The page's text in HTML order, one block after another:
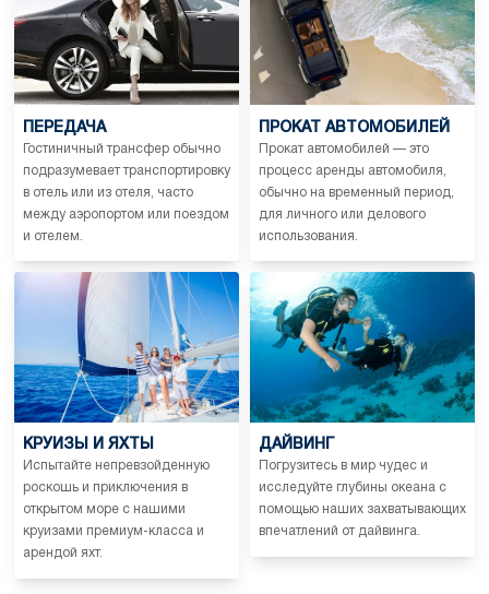
ПЕРЕДАЧА
Гостиничный трансфер обычно
подразумевает транспортировку
в отель или из отеля, часто
между аэропортом или поездом
и отелем.
ПРОКАТ АВТОМОБИЛЕЙ
Прокат автомобилей — это
процесс аренды автомобиля,
обычно на временный период,
для личного или делового
использования.
КРУИЗЫ И ЯХТЫ
Испытайте непревзойденную
роскошь и приключения в
открытом море с нашими
круизами премиум-класса и
арендой яхт.
ДАЙВИНГ
Погрузитесь в мир чудес и
исследуйте глубины океана с
помощью наших захватывающих
впечатлений от дайвинга.